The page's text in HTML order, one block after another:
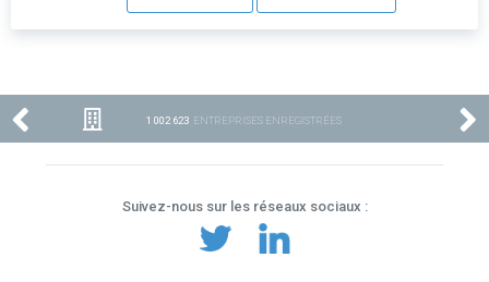
1 002 623 ENTREPRISES ENREGISTRÉES
Suivez-nous sur les réseaux sociaux :